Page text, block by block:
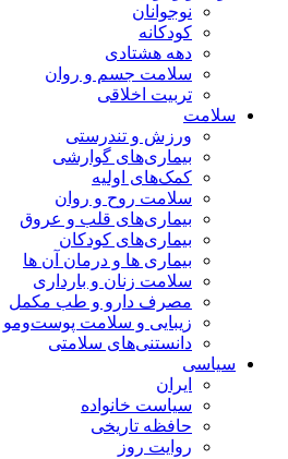
نوجوانان
کودکانه
دهه هشتادی
سلامت جسم و روان
تربیت اخلاقی
سلامت
ورزش و تندرستی
بیماری‌های گوارشی
کمک‌های اولیه
سلامت روح و روان
بیماری‌های قلب و عروق
بیماری‌های کودکان
بیماری ها و درمان آن ها
سلامت زنان و بارداری
مصرف دارو و طب مکمل
زیبایی و سلامت پوست‌ومو
دانستنی‌های سلامتی
سیاسی
ایران
سیاست خانواده
حافظه تاریخی
روایت روز